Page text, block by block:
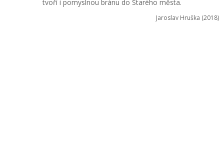
tvoří i pomyslnou bránu do Starého města.
Jaroslav Hruška (2018)